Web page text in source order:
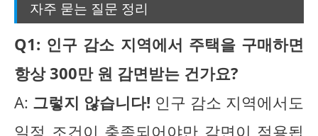
자주 묻는 질문 정리
Q1: 인구 감소 지역에서 주택을 구매하면
항상 300만 원 감면받는 건가요?
A: 그렇지 않습니다! 인구 감소 지역에서도
일정 조건이 충족되어야만 감면이 적용됩